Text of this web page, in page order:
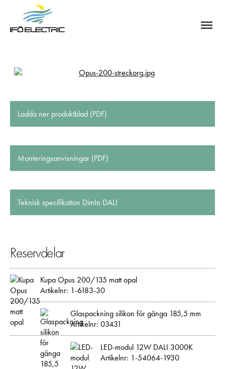
Ladda ner produktblad (PDF)
Monteringsanvisningar (PDF)
Teknisk specifikation DimIn DALI
Reservdelar
Kupa Opus 200/135 matt opal
Artikelnr: 1-6183-30
Glaspackning silikon för gänga 185,5 mm
Artikelnr: 03431
LED-modul 12W DALI 3000K
Artikelnr: 1-54064-1930
Nödvändiga
Dessa kakor går inte att välja bort. De
behövs för att hemsidan över huvud taget
ska fungera:
"cookies_and_content_security_policy",